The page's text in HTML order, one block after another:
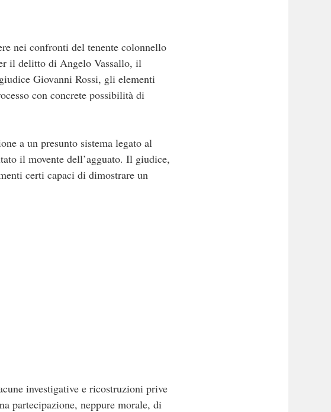
nei confronti del tenente colonnello
il delitto di Angelo Vassallo, il
Giovanni Rossi, gli elementi
con concrete possibilità di
a un presunto sistema legato al
il movente dell’agguato. Il giudice,
certi capaci di dimostrare un
investigative e ricostruzioni prive
partecipazione, neppure morale, di